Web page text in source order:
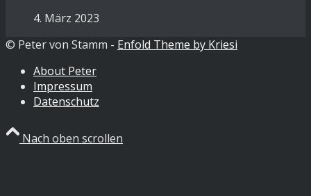
4. März 2023
© Peter von Stamm - Enfold Theme by Kriesi
About Peter
Impressum
Datenschutz
Nach oben scrollen